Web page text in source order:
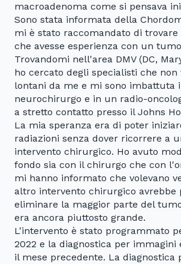
macroadenoma come si pensava
Sono stata informata della
mi è stato raccomandato di
che avesse esperienza con un
Trovandomi nell'area DMV (DC,
ho cercato degli specialisti che non
lontani da me e mi sono imbattuta
neurochirurgo e in un radio-
a stretto contatto presso il Johns
La mia speranza era di poter
radiazioni senza dover ricorrere a
intervento chirurgico. Ho avuto
fondo sia con il chirurgo che con
mi hanno informato che volevano
altro intervento chirurgico avrebbe
eliminare la maggior parte del
era ancora piuttosto grande.
L'intervento è stato programmato
2022 e la diagnostica per immagini
il mese precedente. La diagnostica